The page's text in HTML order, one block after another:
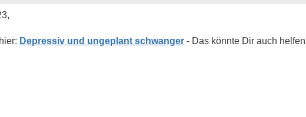
Depressiv und ungeplant schwanger